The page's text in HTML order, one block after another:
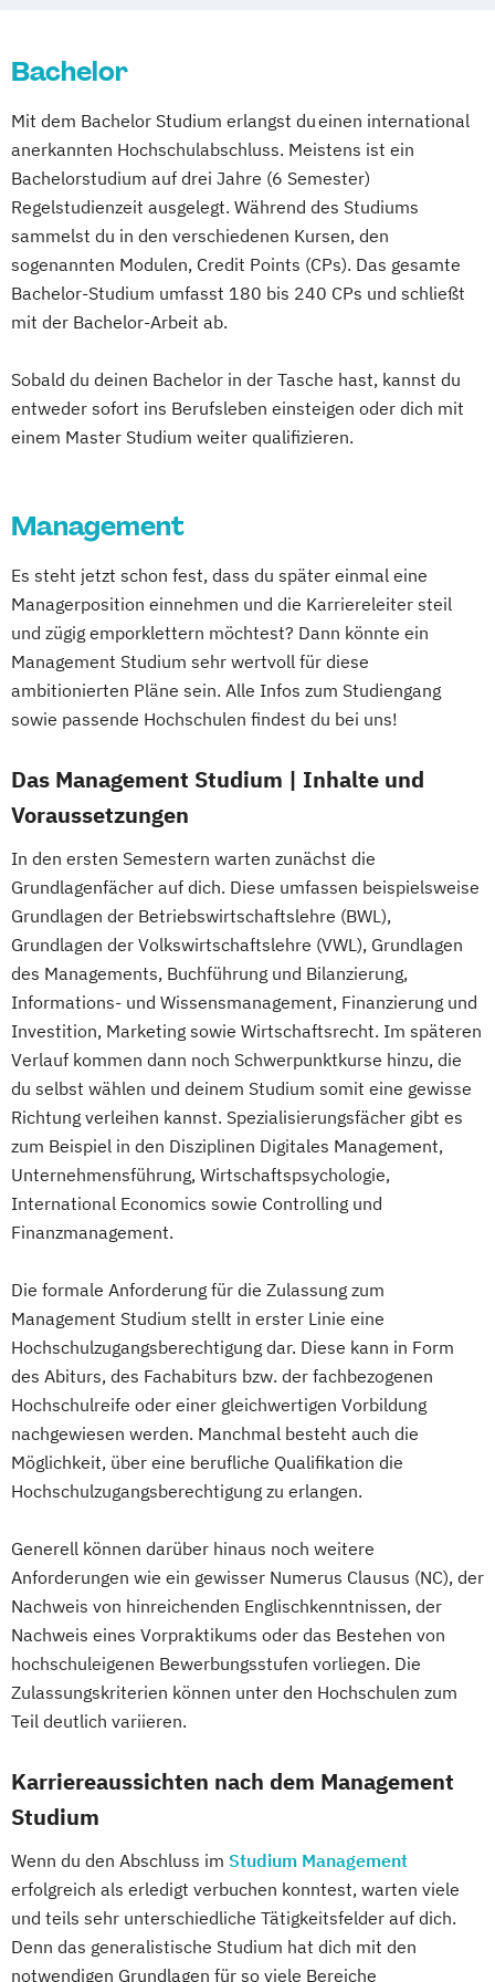
General Management
International Management (DE/EN)
Management (DE/EN)
Master of Business Administration (DE/EN)
Nachhaltiges Management
Projektmanagement (DE/EN)
General Management
International Management Management
Management im Gesundheits-
Sozial- und Rettungswesen
Risiko- und Compliancemanagement
Strategisches und Internationales
Management
Tourismusmanagement
Unternehmensnachfolge
Bachelor
Mit dem Bachelor Studium erlangst du einen international
anerkannten Hochschulabschluss. Meistens ist ein
Bachelorstudium auf drei Jahre (6 Semester)
Regelstudienzeit ausgelegt. Während des Studiums
sammelst du in den verschiedenen Kursen, den
sogenannten Modulen, Credit Points (CPs). Das gesamte
Bachelor-Studium umfasst 180 bis 240 CPs und schließt
mit der Bachelor-Arbeit ab.
Sobald du deinen Bachelor in der Tasche hast, kannst du
entweder sofort ins Berufsleben einsteigen oder dich mit
einem Master Studium weiter qualifizieren.
Management
Es steht jetzt schon fest, dass du später einmal eine
Managerposition einnehmen und die Karriereleiter steil
und zügig emporklettern möchtest? Dann könnte ein
Management Studium sehr wertvoll für diese
ambitionierten Pläne sein. Alle Infos zum Studiengang
sowie passende Hochschulen findest du bei uns!
Das Management Studium | Inhalte und
Voraussetzungen
In den ersten Semestern warten zunächst die
Grundlagenfächer auf dich. Diese umfassen beispielsweise
Grundlagen der Betriebswirtschaftslehre (BWL),
Grundlagen der Volkswirtschaftslehre (VWL), Grundlagen
des Managements, Buchführung und Bilanzierung,
Informations- und Wissensmanagement, Finanzierung und
Investition, Marketing sowie Wirtschaftsrecht. Im späteren
Verlauf kommen dann noch Schwerpunktkurse hinzu, die
du selbst wählen und deinem Studium somit eine gewisse
Richtung verleihen kannst. Spezialisierungsfächer gibt es
zum Beispiel in den Disziplinen Digitales Management,
Unternehmensführung, Wirtschaftspsychologie,
International Economics sowie Controlling und
Finanzmanagement.
Die formale Anforderung für die Zulassung zum
Management Studium stellt in erster Linie eine
Hochschulzugangsberechtigung dar. Diese kann in Form
des Abiturs, des Fachabiturs bzw. der fachbezogenen
Hochschulreife oder einer gleichwertigen Vorbildung
nachgewiesen werden. Manchmal besteht auch die
Möglichkeit, über eine berufliche Qualifikation die
Hochschulzugangsberechtigung zu erlangen.
Generell können darüber hinaus noch weitere
Anforderungen wie ein gewisser Numerus Clausus (NC), der
Nachweis von hinreichenden Englischkenntnissen, der
Nachweis eines Vorpraktikums oder das Bestehen von
hochschuleigenen Bewerbungsstufen vorliegen. Die
Zulassungskriterien können unter den Hochschulen zum
Teil deutlich variieren.
Karriereaussichten nach dem Management
Studium
Wenn du den Abschluss im Studium Management
erfolgreich als erledigt verbuchen konntest, warten viele
und teils sehr unterschiedliche Tätigkeitsfelder auf dich.
Denn das generalistische Studium hat dich mit den
notwendigen Grundlagen für so viele Bereiche